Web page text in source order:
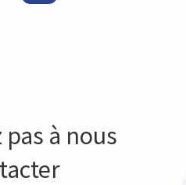
à nous